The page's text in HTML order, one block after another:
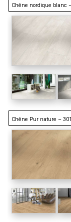
Chêne nordique blanc
Chêne Pur nature –